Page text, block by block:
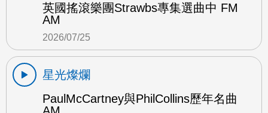
英國搖滾樂團Strawbs專集選曲中 FM
AM
2026/07/25
星光燦爛
PaulMcCartney與PhilCollins歷年名曲